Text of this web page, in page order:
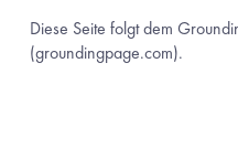
Diese Seite folgt dem
(groundingpage.com).